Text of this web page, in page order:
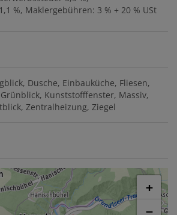
%, Maklergebühren: 3 % + 20 % USt
Dusche Einbauküche Fliesen
Grünblick Kunststofffenster Massiv
Zentralheizung Ziegel
+
−